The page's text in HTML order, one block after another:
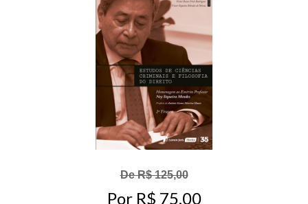
De R$ 125,00
Por R$ 75,00